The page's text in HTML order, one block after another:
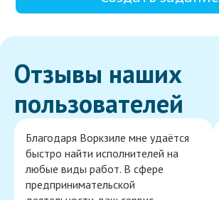
Отзывы наших
пользователей
Благодаря Воркзиле мне удаётся
быстро найти исполнителей на
любые виды работ. В сфере
предпринимательской